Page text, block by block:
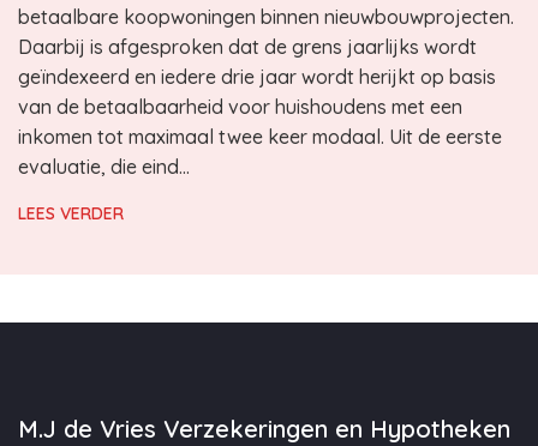
betaalbare koopwoningen binnen nieuwbouwprojecten.
Daarbij is afgesproken dat de grens jaarlijks wordt
geïndexeerd en iedere drie jaar wordt herijkt op basis
van de betaalbaarheid voor huishoudens met een
inkomen tot maximaal twee keer modaal. Uit de eerste
evaluatie, die eind…
LEES VERDER
M.J de Vries Verzekeringen en Hypotheken